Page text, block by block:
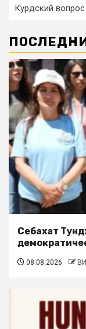
Курдский
Себахат
08.08.2026